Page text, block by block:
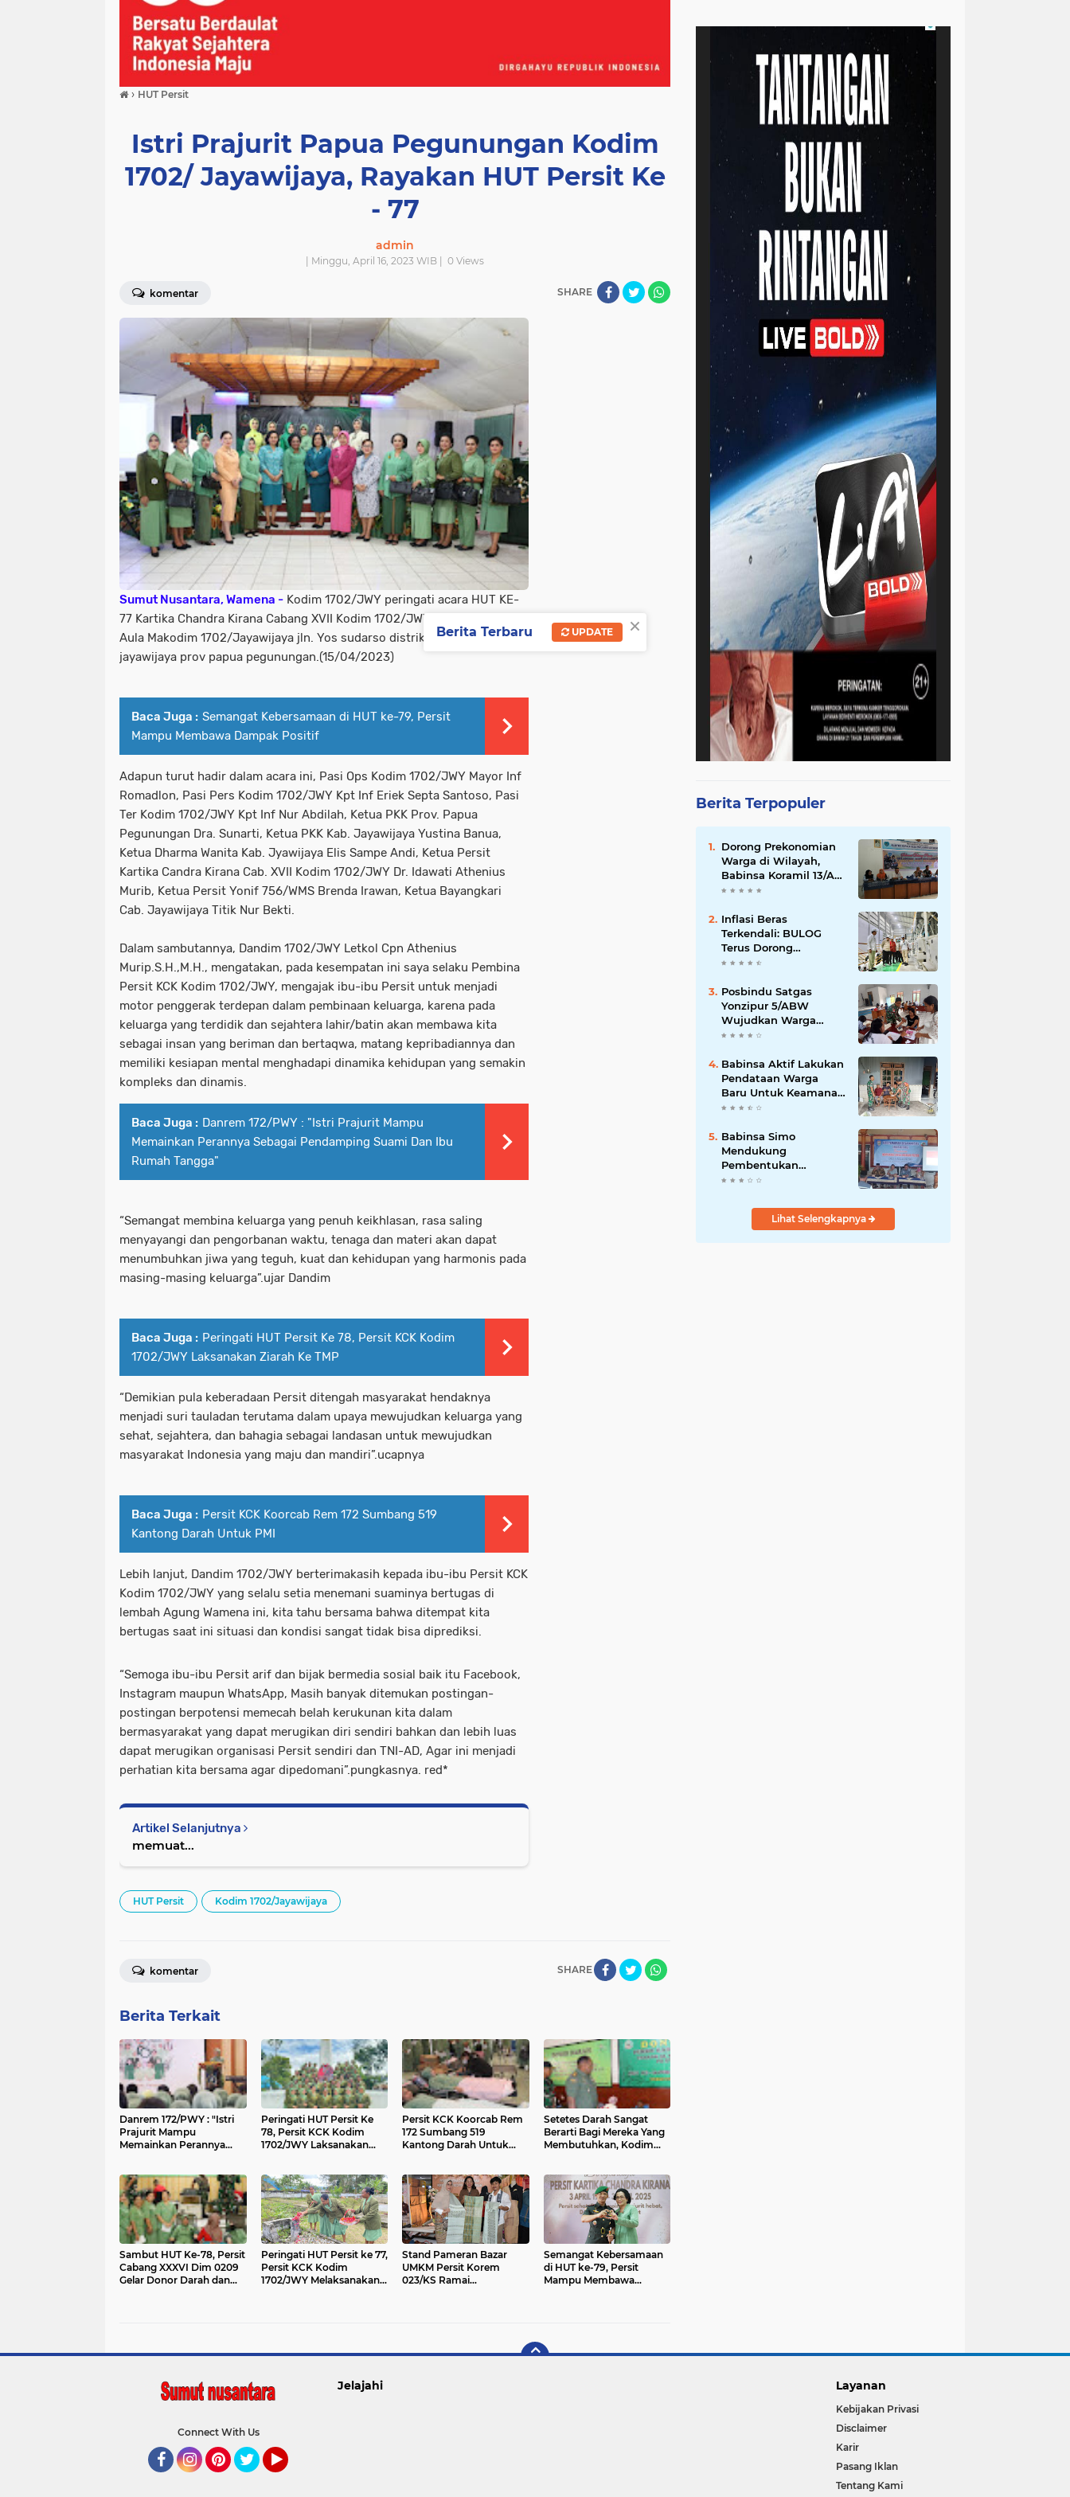
› HUT Persit
Istri Prajurit Papua Pegunungan Kodim
1702/ Jayawijaya, Rayakan HUT Persit Ke
- 77
admin
| Minggu, April 16, 2023 WIB | 0 Views
komentar SHARE
Sumut Nusantara, Wamena - Kodim 1702/JWY peringati acara HUT KE-
77 Kartika Chandra Kirana Cabang XVII Kodim 1702/JWY, Bertempat di
Aula Makodim 1702/Jayawijaya jln. Yos sudarso distrik wamena kab
jayawijaya prov papua pegunungan.(15/04/2023)
Baca Juga : Semangat Kebersamaan di HUT ke-79, Persit
Mampu Membawa Dampak Positif
Adapun turut hadir dalam acara ini, Pasi Ops Kodim 1702/JWY Mayor Inf
Romadlon, Pasi Pers Kodim 1702/JWY Kpt Inf Eriek Septa Santoso, Pasi
Ter Kodim 1702/JWY Kpt Inf Nur Abdilah, Ketua PKK Prov. Papua
Pegunungan Dra. Sunarti, Ketua PKK Kab. Jayawijaya Yustina Banua,
Ketua Dharma Wanita Kab. Jyawijaya Elis Sampe Andi, Ketua Persit
Kartika Candra Kirana Cab. XVII Kodim 1702/JWY Dr. Idawati Athenius
Murib, Ketua Persit Yonif 756/WMS Brenda Irawan, Ketua Bayangkari
Cab. Jayawijaya Titik Nur Bekti.
Dalam sambutannya, Dandim 1702/JWY Letkol Cpn Athenius
Murip.S.H.,M.H., mengatakan, pada kesempatan ini saya selaku Pembina
Persit KCK Kodim 1702/JWY, mengajak ibu-ibu Persit untuk menjadi
motor penggerak terdepan dalam pembinaan keluarga, karena pada
keluarga yang terdidik dan sejahtera lahir/batin akan membawa kita
sebagai insan yang beriman dan bertaqwa, matang kepribadiannya dan
memiliki kesiapan mental menghadapi dinamika kehidupan yang semakin
kompleks dan dinamis.
Baca Juga : Danrem 172/PWY : "Istri Prajurit Mampu
Memainkan Perannya Sebagai Pendamping Suami Dan Ibu
Rumah Tangga"
“Semangat membina keluarga yang penuh keikhlasan, rasa saling
menyayangi dan pengorbanan waktu, tenaga dan materi akan dapat
menumbuhkan jiwa yang teguh, kuat dan kehidupan yang harmonis pada
masing-masing keluarga”.ujar Dandim
Baca Juga : Peringati HUT Persit Ke 78, Persit KCK Kodim
1702/JWY Laksanakan Ziarah Ke TMP
“Demikian pula keberadaan Persit ditengah masyarakat hendaknya
menjadi suri tauladan terutama dalam upaya mewujudkan keluarga yang
sehat, sejahtera, dan bahagia sebagai landasan untuk mewujudkan
masyarakat Indonesia yang maju dan mandiri”.ucapnya
Baca Juga : Persit KCK Koorcab Rem 172 Sumbang 519
Kantong Darah Untuk PMI
Lebih lanjut, Dandim 1702/JWY berterimakasih kepada ibu-ibu Persit KCK
Kodim 1702/JWY yang selalu setia menemani suaminya bertugas di
lembah Agung Wamena ini, kita tahu bersama bahwa ditempat kita
bertugas saat ini situasi dan kondisi sangat tidak bisa diprediksi.
“Semoga ibu-ibu Persit arif dan bijak bermedia sosial baik itu Facebook,
Instagram maupun WhatsApp, Masih banyak ditemukan postingan-
postingan berpotensi memecah belah kerukunan kita dalam
bermasyarakat yang dapat merugikan diri sendiri bahkan dan lebih luas
dapat merugikan organisasi Persit sendiri dan TNI-AD, Agar ini menjadi
perhatian kita bersama agar dipedomani”.pungkasnya. red*
Artikel Selanjutnya
memuat...
HUT Persit Kodim 1702/Jayawijaya
SHARE
komentar
Berita Terkait
Danrem 172/PWY : "Istri
Prajurit Mampu
Memainkan Perannya
Tangga"
Peringati HUT Persit Ke
78, Persit KCK Kodim
1702/JWY Laksanakan
Persit KCK Koorcab Rem
172 Sumbang 519
Kantong Darah Untuk
Setetes Darah Sangat
Berarti Bagi Mereka Yang
Membutuhkan, Kodim
HUT Persit Ke 78
Sambut HUT Ke-78, Persit
Cabang XXXVI Dim 0209
Gelar Donor Darah dan
Peringati HUT Persit ke 77,
Persit KCK Kodim
1702/JWY Melaksanakan
Stand Pameran Bazar
UMKM Persit Korem
023/KS Ramai
Semangat Kebersamaan
di HUT ke-79, Persit
Mampu Membawa
Berita Terpopuler
Dorong Prekonomian
Warga di Wilayah,
Babinsa Koramil 13/AN
Gandeng Kaum Ibu
Menjahit
Inflasi Beras
Terkendali: BULOG
Terus Dorong
Perluasan Jaringan
Turun di Ratusan
Daerah
Posbindu Satgas
Yonzipur 5/ABW
Wujudkan Warga
Sehat Hidup Bahagia
Babinsa Aktif Lakukan
Pendataan Warga
Baru Untuk Keamanan
dan Kesejahteraan
Babinsa Simo
Mendukung
Pembentukan
Koperasi Merah Putih
Lihat Selengkapnya
Connect With Us
Jelajahi Layanan
Kebijakan Privasi
Disclaimer
Karir
Pasang Iklan
Tentang Kami
×
Berita Terbaru UPDATE